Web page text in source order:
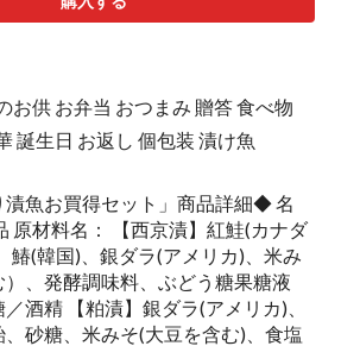
お供 お弁当 おつまみ 贈答 食べ物
誕生日 お返し 個包装 漬け魚
魚お買得セット」商品詳細◆ 名
原材料名： 【西京漬】紅鮭(カナダ
鰆(韓国)、銀ダラ(アメリカ)、米み
、発酵調味料、ぶどう糖果糖液
酒精 【粕漬】銀ダラ(アメリカ)、
砂糖、米みそ(大豆を含む)、食塩